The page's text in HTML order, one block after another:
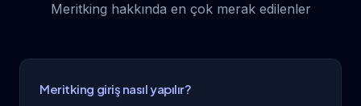
Meritking hakkında en çok merak edilenler
Meritking giriş nasıl yapılır?